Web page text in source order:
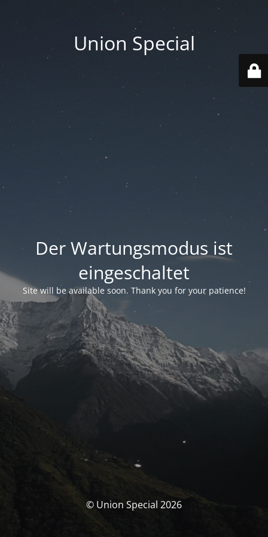
Union Special
Der Wartungsmodus ist
eingeschaltet
Site will be available soon. Thank you for your patience!
© Union Special 2026